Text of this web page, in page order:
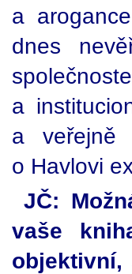
a
dnes
a
a veřejně
o Havlovi
JČ:
vaše
objektivní,